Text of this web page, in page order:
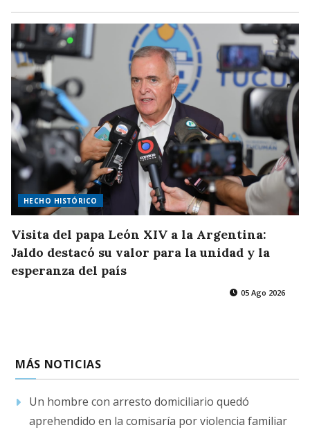
HECHO HISTÓRICO
Visita del papa León XIV a la Argentina:
Jaldo destacó su valor para la unidad y la
esperanza del país
05 Ago 2026
MÁS NOTICIAS
Un hombre con arresto domiciliario quedó
aprehendido en la comisaría por violencia familiar